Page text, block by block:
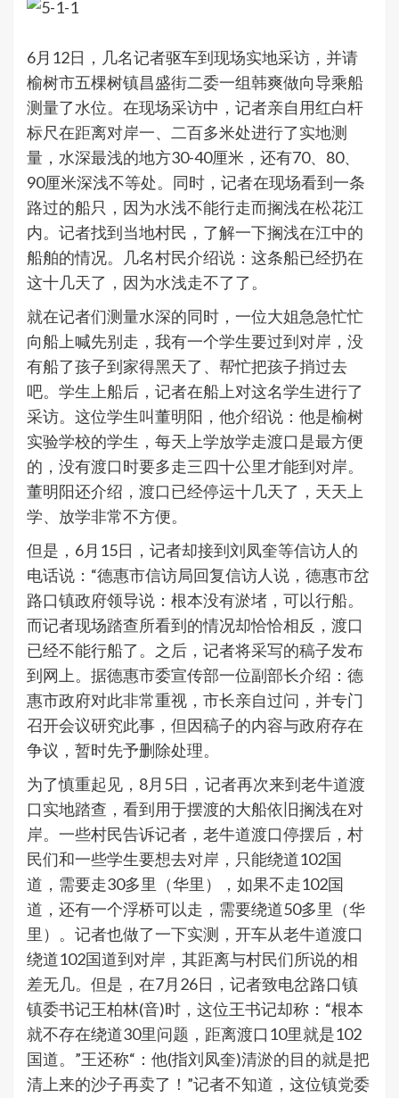
6月12日，几名记者驱车到现场实地采访，并请
榆树市五棵树镇昌盛街二委一组韩爽做向导乘船
测量了水位。在现场采访中，记者亲自用红白杆
标尺在距离对岸一、二百多米处进行了实地测
量，水深最浅的地方30-40厘米，还有70、80、
90厘米深浅不等处。同时，记者在现场看到一条
路过的船只，因为水浅不能行走而搁浅在松花江
内。记者找到当地村民，了解一下搁浅在江中的
船舶的情况。几名村民介绍说：这条船已经扔在
这十几天了，因为水浅走不了了。
就在记者们测量水深的同时，一位大姐急急忙忙
向船上喊先别走，我有一个学生要过到对岸，没
有船了孩子到家得黑天了、帮忙把孩子捎过去
吧。学生上船后，记者在船上对这名学生进行了
采访。这位学生叫董明阳，他介绍说：他是榆树
实验学校的学生，每天上学放学走渡口是最方便
的，没有渡口时要多走三四十公里才能到对岸。
董明阳还介绍，渡口已经停运十几天了，天天上
学、放学非常不方便。
但是，6月15日，记者却接到刘凤奎等信访人的
电话说：“德惠市信访局回复信访人说，德惠市岔
路口镇政府领导说：根本没有淤堵，可以行船。
而记者现场踏查所看到的情况却恰恰相反，渡口
已经不能行船了。之后，记者将采写的稿子发布
到网上。据德惠市委宣传部一位副部长介绍：德
惠市政府对此非常重视，市长亲自过问，并专门
召开会议研究此事，但因稿子的内容与政府存在
争议，暂时先予删除处理。
为了慎重起见，8月5日，记者再次来到老牛道渡
口实地踏查，看到用于摆渡的大船依旧搁浅在对
岸。一些村民告诉记者，老牛道渡口停摆后，村
民们和一些学生要想去对岸，只能绕道102国
道，需要走30多里（华里），如果不走102国
道，还有一个浮桥可以走，需要绕道50多里（华
里）。记者也做了一下实测，开车从老牛道渡口
绕道102国道到对岸，其距离与村民们所说的相
差无几。但是，在7月26日，记者致电岔路口镇
镇委书记王柏林(音)时，这位王书记却称：“根本
就不存在绕道30里问题，距离渡口10里就是102
国道。”王还称“：他(指刘凤奎)清淤的目的就是把
清上来的沙子再卖了！”记者不知道，这位镇党委